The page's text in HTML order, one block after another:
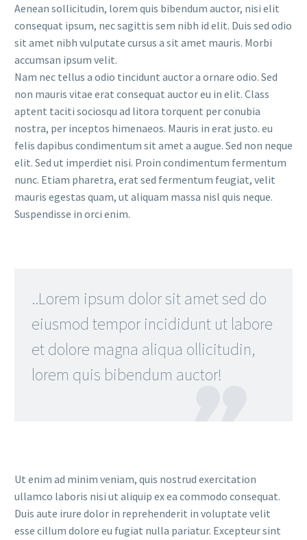
Aenean sollicitudin, lorem quis bibendum auctor, nisi elit
consequat ipsum, nec sagittis sem nibh id elit. Duis sed odio
sit amet nibh vulputate cursus a sit amet mauris. Morbi
accumsan ipsum velit.
Nam nec tellus a odio tincidunt auctor a ornare odio. Sed
non mauris vitae erat consequat auctor eu in elit. Class
aptent taciti sociosqu ad litora torquent per conubia
nostra, per inceptos himenaeos. Mauris in erat justo. eu
felis dapibus condimentum sit amet a augue. Sed non neque
elit. Sed ut imperdiet nisi. Proin condimentum fermentum
nunc. Etiam pharetra, erat sed fermentum feugiat, velit
mauris egestas quam, ut aliquam massa nisl quis neque.
Suspendisse in orci enim.
..Lorem ipsum dolor sit amet sed do
eiusmod tempor incididunt ut labore
et dolore magna aliqua ollicitudin,
lorem quis bibendum auctor!
Ut enim ad minim veniam, quis nostrud exercitation
ullamco laboris nisi ut aliquip ex ea commodo consequat.
Duis aute irure dolor in reprehenderit in voluptate velit
esse cillum dolore eu fugiat nulla pariatur. Excepteur sint